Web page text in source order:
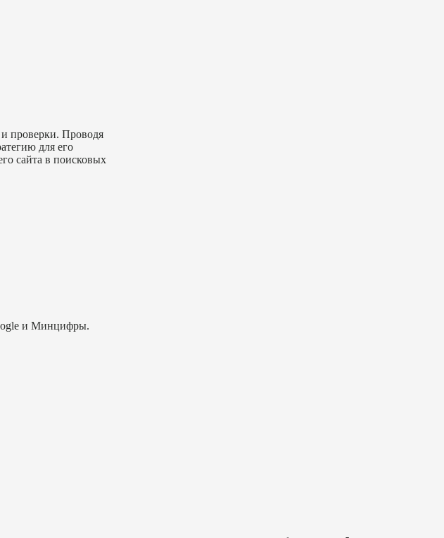
и проверки. Проводя
для его
сайта в поисковых
и Минцифры.